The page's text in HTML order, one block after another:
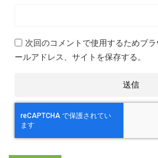
次回のコメントで使用するためブ
ールアドレス、サイトを保存する。